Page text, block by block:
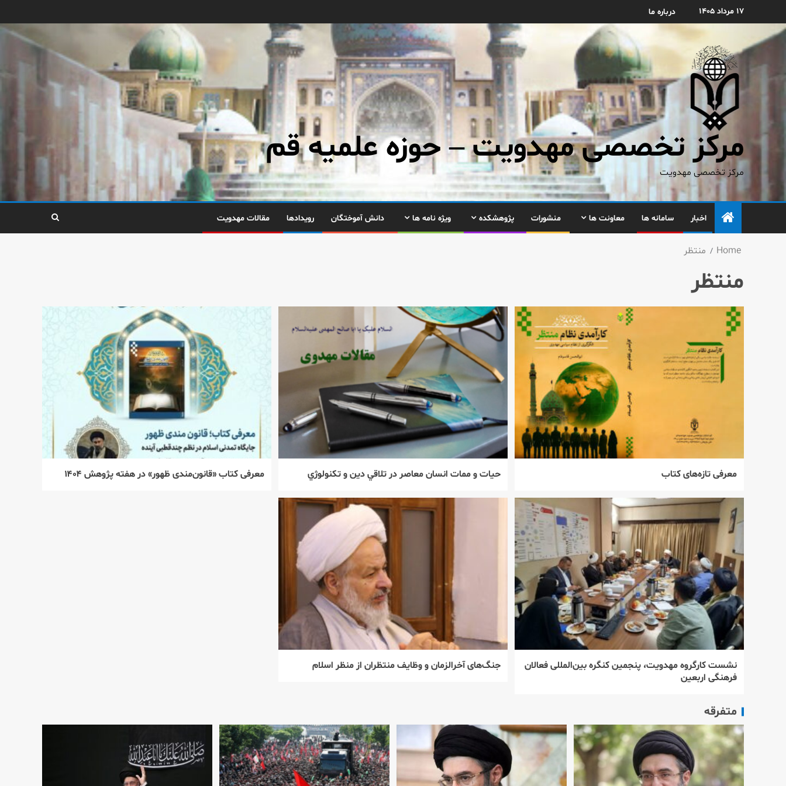
۱۷ مرداد ۱۴۰۵ درباره ما
مرکز تخصصی مهدویت – حوزه علمیه قم
مرکز تخصصی مهدویت
اخبار سامانه ها معاونت ها منشورات پژوهشکده ویژه نامه ها دانش آموختگان رویدادها مقالات مهدویت
Home منتظر
منتظر
معرفی تازه‌های کتاب حيات و ممات انسان معاصر در تلاقي دين و تكنولوژي معرفی کتاب «قانون‌مندی ظهور» در هفته پژوهش ۱۴۰۴
نشست کارگروه مهدویت، پنجمین کنگره بین‌المللی فعالان
فرهنگی اربعین
جنگ‌های آخرالزمان و وظایف منتظران از منظر اسلام
متفرقه